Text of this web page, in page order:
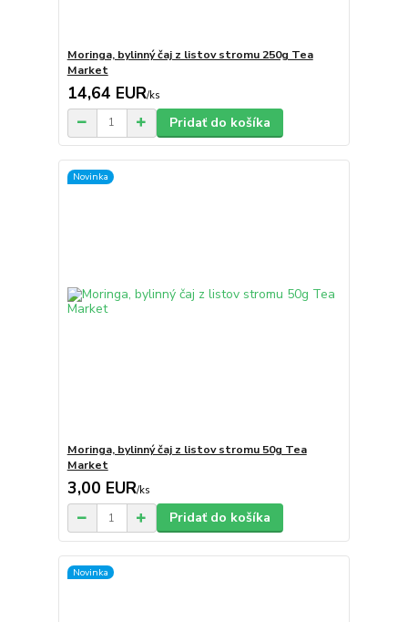
Moringa, bylinný čaj z listov stromu 250g Tea
Market
14,64 EUR/ks
Pridať do košíka
Novinka
Moringa, bylinný čaj z listov stromu 50g Tea
Market
3,00 EUR/ks
Pridať do košíka
Novinka